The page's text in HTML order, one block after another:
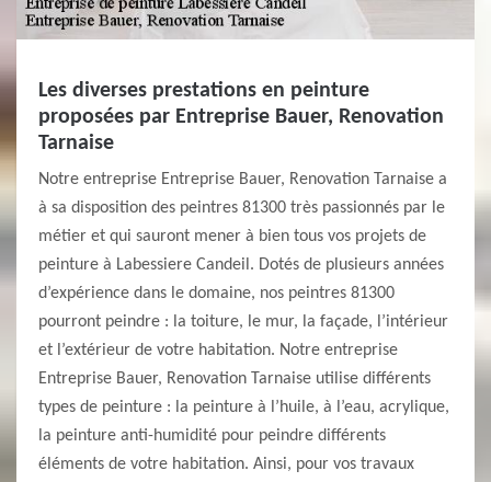
Les diverses prestations en peinture
proposées par Entreprise Bauer, Renovation
Tarnaise
Notre entreprise Entreprise Bauer, Renovation Tarnaise a
à sa disposition des peintres 81300 très passionnés par le
métier et qui sauront mener à bien tous vos projets de
peinture à Labessiere Candeil. Dotés de plusieurs années
d’expérience dans le domaine, nos peintres 81300
pourront peindre : la toiture, le mur, la façade, l’intérieur
et l’extérieur de votre habitation. Notre entreprise
Entreprise Bauer, Renovation Tarnaise utilise différents
types de peinture : la peinture à l’huile, à l’eau, acrylique,
la peinture anti-humidité pour peindre différents
éléments de votre habitation. Ainsi, pour vos travaux